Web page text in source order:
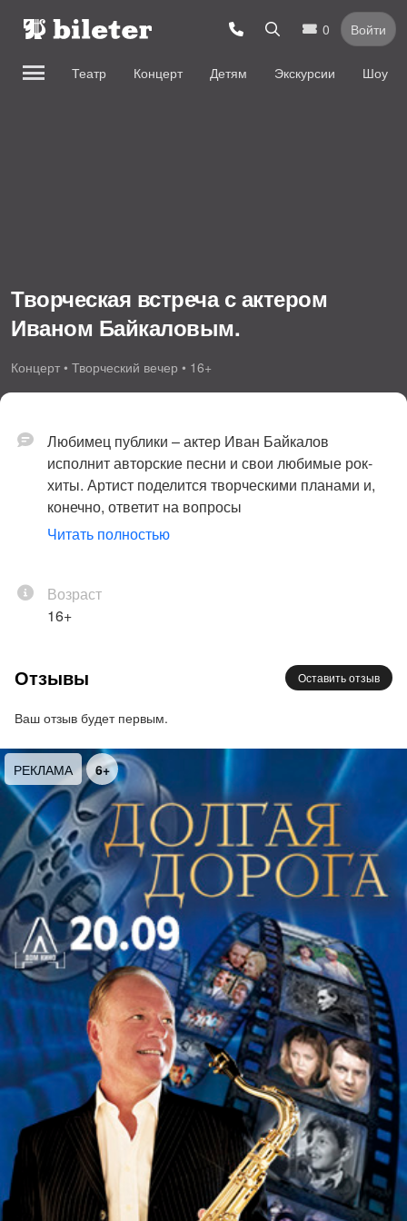
0 Войти
Театр Концерт Детям Экскурсии Шоу
Творческая встреча с актером
Иваном Байкаловым.
Концерт • Творческий вечер • 16+
Любимец публики – актер Иван Байкалов
исполнит авторские песни и свои любимые рок-
хиты. Артист поделится творческими планами и,
конечно, ответит на вопросы
публики. В конце вечера всех желающих ждет
Читать полностью
Возраст
16+
Отзывы Оставить отзыв
Ваш отзыв будет первым.
РЕКЛАМА 6+